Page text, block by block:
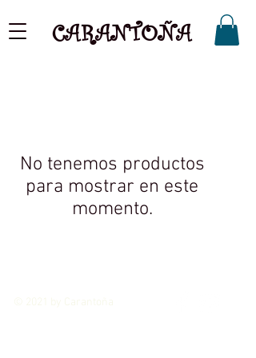
CARANTOÑA
No tenemos productos
para mostrar en este
momento.
© 2021 by Carantoña